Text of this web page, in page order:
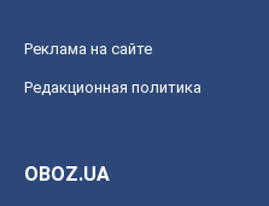
Реклама на сайте
Редакционная политика
OBOZ.UA